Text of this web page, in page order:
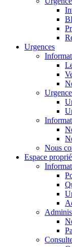
Urgences
Nous
Espace